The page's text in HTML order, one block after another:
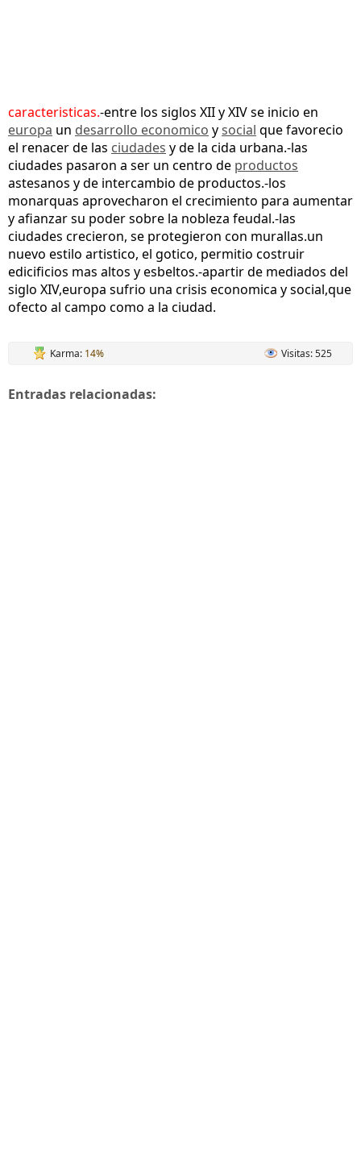
caracteristicas.-entre los siglos XII y XIV se inicio en
europa un desarrollo economico ysocial que favorecio
el renacer de las ciudades y de la cida urbana.-las
ciudades pasaron a ser un centro de productos
astesanos y de intercambio de productos.-los
monarquas aprovecharon el crecimiento para aumentar
y afianzar su poder sobre la nobleza feudal.-las
ciudades crecieron, se protegieron con murallas.un
nuevo estilo artistico, el gotico, permitio costruir
edicificios mas altos y esbeltos.-apartir de mediados del
siglo XIV,europa sufrio una crisis economica y social,que
ofecto al campo como a la ciudad.
Karma: 14% Visitas: 525
Entradas relacionadas: